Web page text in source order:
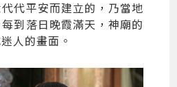
代平安而建立的，乃當地
到落日晚霞滿天，神廟的
人的畫面。